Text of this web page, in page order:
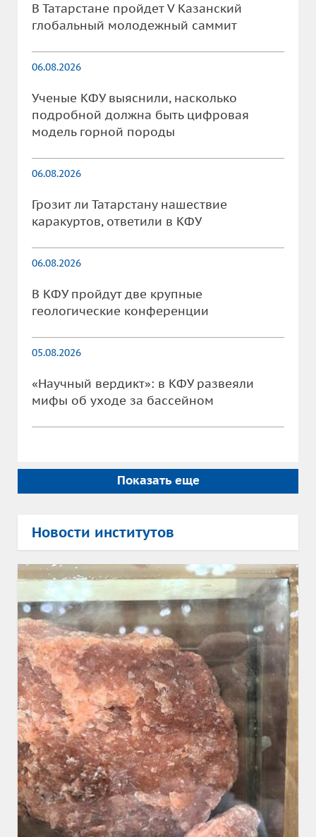
В Татарстане пройдет V Казанский
глобальный молодежный саммит
06.08.2026
Ученые КФУ выяснили, насколько
подробной должна быть цифровая
модель горной породы
06.08.2026
Грозит ли Татарстану нашествие
каракуртов, ответили в КФУ
06.08.2026
В КФУ пройдут две крупные
геологические конференции
05.08.2026
«Научный вердикт»: в КФУ развеяли
мифы об уходе за бассейном
Показать еще
Новости институтов